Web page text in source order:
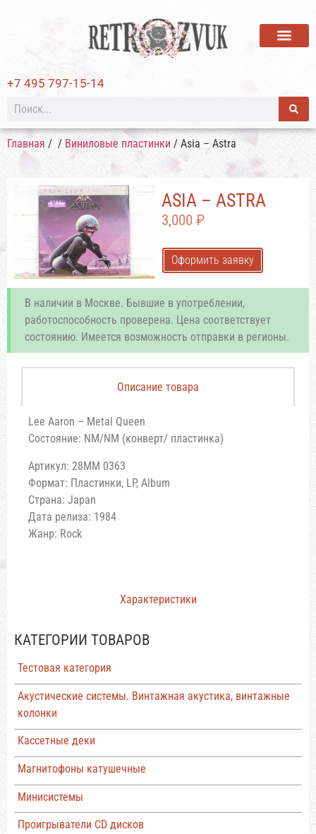
+7 495 797-15-14
Главная / / Виниловые пластинки / Asia ‎– Astra
КАТЕГОРИИ ТОВАРОВ
Тестовая категория
Акустические системы. Винтажная акустика, винтажные
колонки
Кассетные деки
Магнитофоны катушечные
Минисистемы
Проигрыватели CD дисков
ASIA ‎– ASTRA
3,000 ₽
Оформить заявку
В наличии в Москве. Бывшие в употреблении,
работоспособность проверена. Цена соответствует
состоянию. Имеется возможность отправки в регионы.
Описание товара
Характеристики
Lee Aaron – Metal Queen
Состояние: NM/NM (конверт/ пластинка)
Артикул: 28MM 0363
Формат: Пластинки, LP, Album
Страна: Japan
Дата релиза: 1984
Жанр: Rock